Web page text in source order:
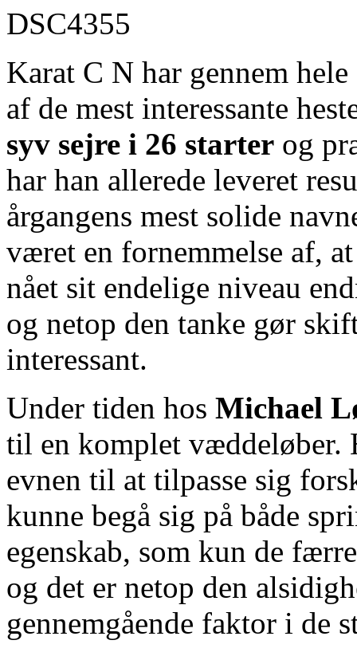
Karat C N har gennem
af de mest interessante
syv sejre i 26 starter og
har han allerede leveret
årgangens mest solide
været en fornemmelse af,
nået sit endelige niveau
og netop den tanke gør
interessant.
Under tiden hos Michael
til en komplet væddeløber.
evnen til at tilpasse sig
kunne begå sig på både
egenskab, som kun de
og det er netop den
gennemgående faktor i de